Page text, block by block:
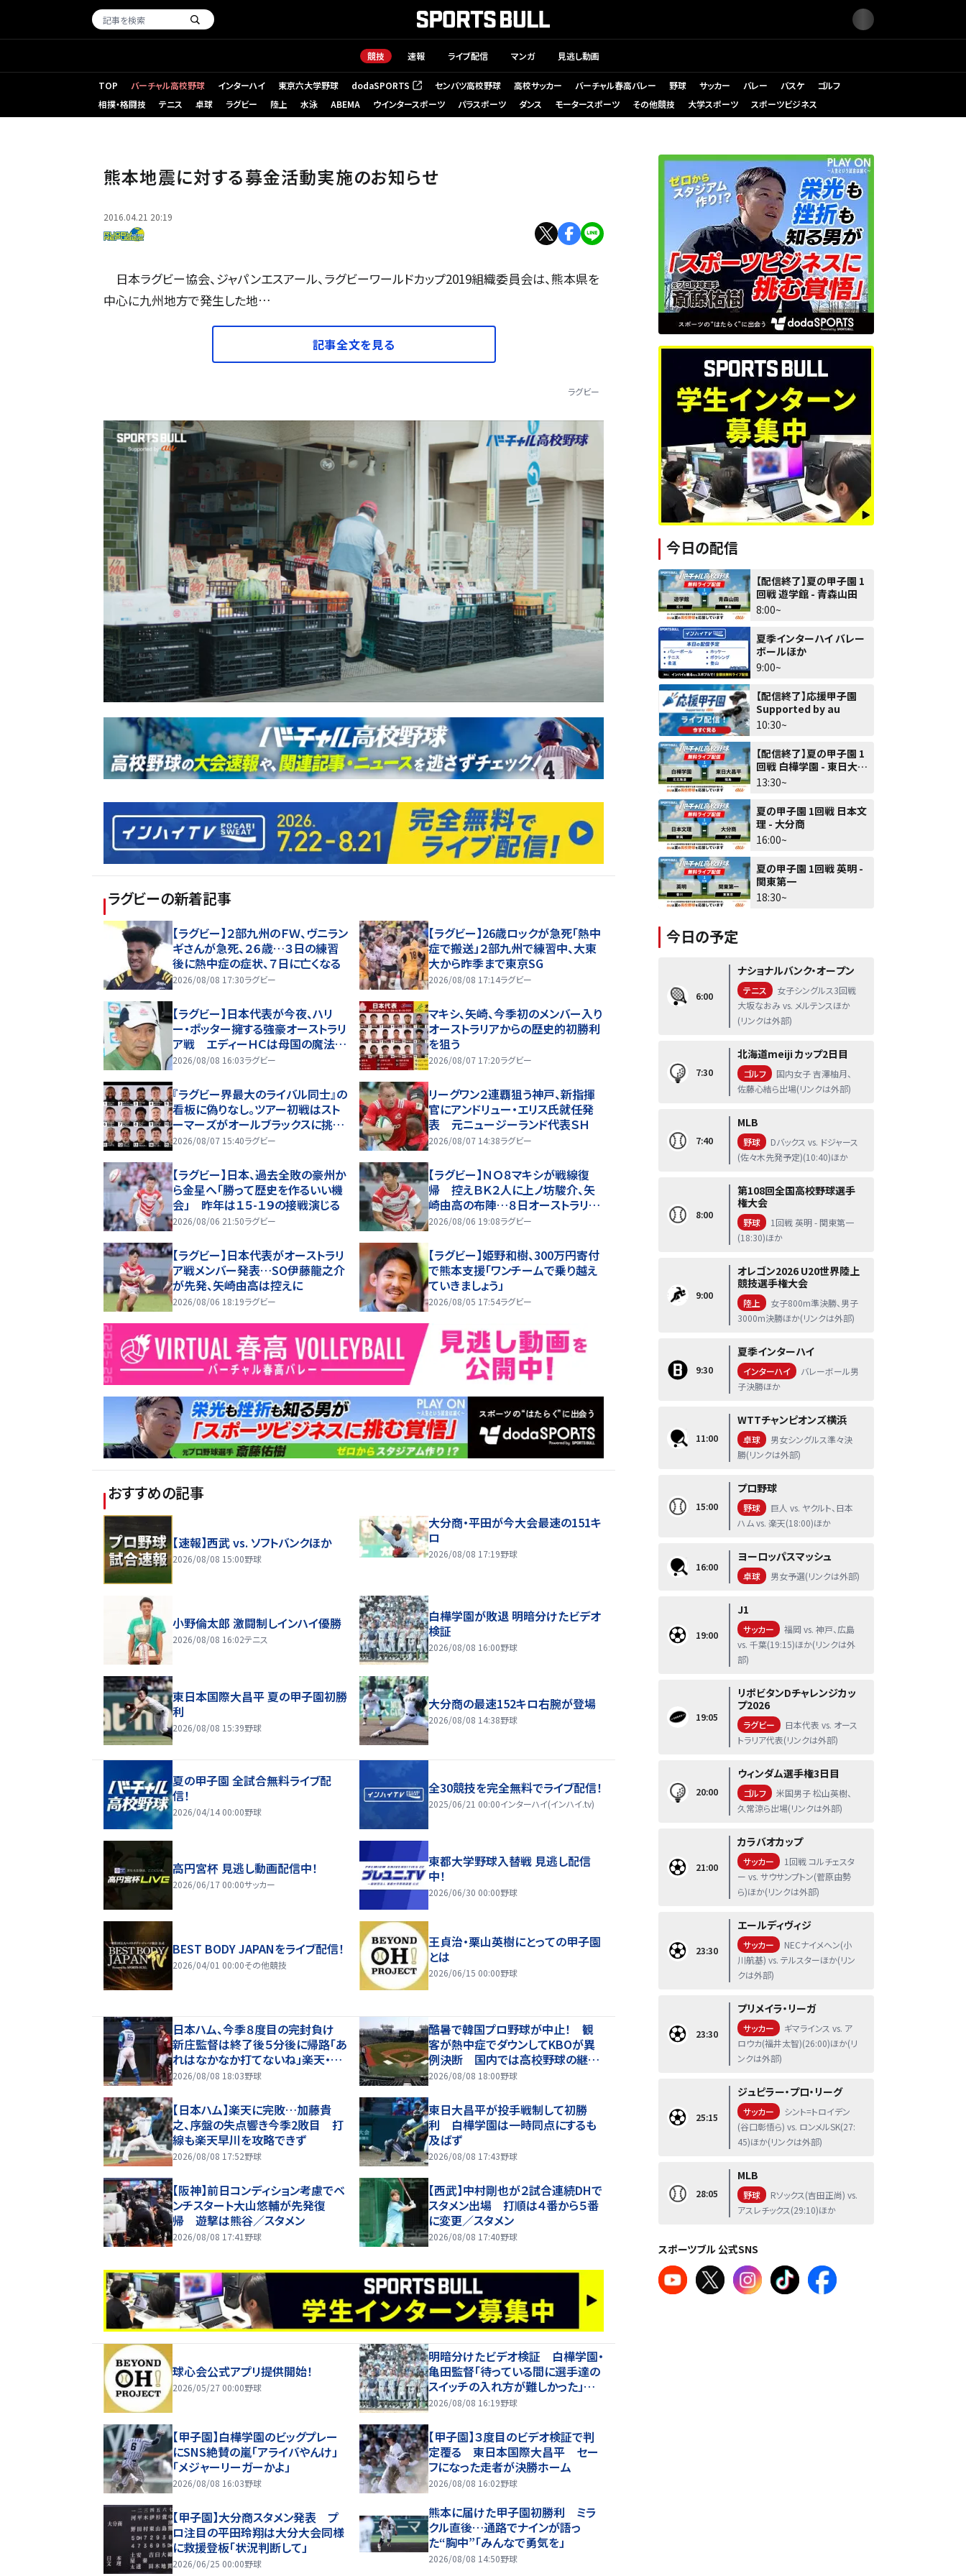
競技 速報 ライブ配信 マンガ 見逃し動画
TOP バーチャル高校野球 インターハイ 東京六大学野球 dodaSPORTS
（新しいタブで開く） センバツ高校野球 高校サッカー バーチャル春高バレー 野球 サッカー バレー バスケ
ゴルフ
相撲・格闘技
テニス 卓球 ラグビー 陸上 水泳 ABEMA ウインタースポーツ パラスポーツ ダンス モータースポーツ その他競技 大学スポーツ スポーツビジネス
熊本地震に対する募金活動実施のお知らせ
2016.04.21 20:19
日本ラグビー協会、ジャパンエスアール、ラグビーワールドカップ2019組織委員会は、熊本県を
中心に九州地方で発生した地…
記事全文を見る
ラグビー
ラグビーの新着記事
【ラグビー】２部九州のＦＷ、ヴニラン
ギさんが急死、２６歳…３日の練習
後に熱中症の症状、７日に亡くなる
2026/08/08 17:30ラグビー
【ラグビー】26歳ロックが急死「熱中
症で搬送」２部九州で練習中、大東
大から昨季まで東京SG
2026/08/08 17:14ラグビー
【ラグビー】日本代表が今夜、ハリ
ー・ポッター擁する強豪オーストラリ
ア戦 エディーＨＣは母国の魔法封
じて初金星へ「勝って歴史を作るい
2026/08/08 16:03ラグビー
マキシ、矢崎、今季初のメンバー入り
オーストラリアからの歴史的初勝利
を狙う
2026/08/07 17:20ラグビー
『ラグビー界最大のライバル同士』の
看板に偽りなし。ツアー初戦はスト
ーマーズがオールブラックスに挑
む。歴史を刻めるか
2026/08/07 15:40ラグビー
リーグワン２連覇狙う神戸、新指揮
官にアンドリュー・エリス氏就任発
表 元ニュージーランド代表ＳＨ
2026/08/07 14:38ラグビー
【ラグビー】日本、過去全敗の豪州か
ら金星へ「勝って歴史を作るいい機
会」 昨年は１５-１９の接戦演じる
2026/08/06 21:50ラグビー
【ラグビー】ＮＯ８マキシが戦線復
帰 控えＢＫ２人に上ノ坊駿介、矢
崎由高の布陣…８日オーストラリア
戦
2026/08/06 19:08ラグビー
【ラグビー】日本代表がオーストラリ
ア戦メンバー発表…SO伊藤龍之介
が先発、矢崎由高は控えに
2026/08/06 18:19ラグビー
【ラグビー】姫野和樹、300万円寄付
で熊本支援「ワンチームで乗り越え
ていきましょう」
2026/08/05 17:54ラグビー
おすすめの記事
【速報】西武 vs. ソフトバンクほか
2026/08/08 15:00野球
大分商・平田が今大会最速の151キ
ロ
2026/08/08 17:19野球
小野倫太郎 激闘制しインハイ優勝
2026/08/08 16:02テニス
白樺学園が敗退 明暗分けたビデオ
検証
2026/08/08 16:00野球
東日本国際大昌平 夏の甲子園初勝
利
2026/08/08 15:39野球
大分商の最速152キロ右腕が登場
2026/08/08 14:38野球
夏の甲子園 全試合無料ライブ配
信！
2026/04/14 00:00野球
全30競技を完全無料でライブ配信！
2025/06/21 00:00インターハイ(インハイ.tv)
高円宮杯 見逃し動画配信中！
2026/06/17 00:00サッカー
東都大学野球入替戦 見逃し配信
中！
2026/06/30 00:00野球
BEST BODY JAPANをライブ配信！
2026/04/01 00:00その他競技
王貞治・栗山英樹にとっての甲子園
とは
2026/06/15 00:00野球
日本ハム、今季８度目の完封負け
新庄監督は終了後５分後に帰路「あ
れはなかなか打てないね」楽天・早
川の前に打線沈黙 先発加藤貴は
で２敗目
2026/08/08 18:03野球
酷暑で韓国プロ野球が中止！ 観
客が熱中症でダウンしてKBOが異
例決断 国内では高校野球の継続
に衝撃広まる「学生は休めない」
2026/08/08 18:00野球
【日本ハム】楽天に完敗…加藤貴
之、序盤の失点響き今季2敗目 打
線も楽天早川を攻略できず
2026/08/08 17:52野球
東日大昌平が投手戦制して初勝
利 白樺学園は一時同点にするも
及ばず
2026/08/08 17:43野球
【阪神】前日コンディション考慮でベ
ンチスタート大山悠輔が先発復
帰 遊撃は熊谷／スタメン
2026/08/08 17:41 野球
【西武】中村剛也が２試合連続DHで
スタメン出場 打順は４番から５番
に変更／スタメン
2026/08/08 17:40野球
球心会公式アプリ提供開始！
2026/05/27 00:00野球
明暗分けたビデオ検証 白樺学園・
亀田監督「待っている間に選手達の
スイッチの入れ方が難しかった」
「一、二塁で流れが向こうに」
2026/08/08 16:19野球
【甲子園】白樺学園のビッグプレー
にSNS絶賛の嵐「アライバやんけ」
「メジャーリーガーかよ」
2026/08/08 16:03野球
【甲子園】３度目のビデオ検証で判
定覆る 東日本国際大昌平 セー
フになった走者が決勝ホーム
2026/08/08 16:02野球
【甲子園】大分商スタメン発表 プ
ロ注目の平田玲翔は大分大会同様
に救援登板「状況判断して」
2026/06/25 00:00野球
熊本に届けた甲子園初勝利 ミラ
クル直後…通路でナインが語っ
た“胸中”「みんなで勇気を」
2026/08/08 14:50野球
今日の配信
【配信終了】夏の甲子園 1
回戦 遊学館 - 青森山田
8:00~
夏季インターハイ バレー
ボールほか
9:00~
【配信終了】応援甲子園
Supported by au
10:30~
【配信終了】夏の甲子園 1
回戦 白樺学園 - 東日大昌
平
13:30~
夏の甲子園 1回戦 日本文
理 - 大分商
16:00~
夏の甲子園 1回戦 英明 -
関東第一
18:30~
今日の予定
6:00
ナショナルバンク・オープン
テニス
女子シングルス3回戦
大坂なおみ vs. メルテンスほか
(リンクは外部)
7:30
北海道meiji カップ2日目
ゴルフ
国内女子 吉澤柚月、
佐藤心結ら出場(リンクは外部)
7:40
MLB
野球
Dバックス vs. ドジャース
(佐々木先発予定)(10:40)ほか
8:00
第108回全国高校野球選手
権大会
野球
1回戦 英明 - 関東第一
(18:30)ほか
9:00
オレゴン2026 U20世界陸上
競技選手権大会
陸上
女子800m準決勝、男子
3000m決勝ほか(リンクは外部)
9:30
夏季インターハイ
インターハイ
バレーボール男
子決勝ほか
11:00
WTTチャンピオンズ横浜
卓球
男女シングルス準々決
勝(リンクは外部)
15:00
プロ野球
野球
巨人 vs. ヤクルト、日本
ハム vs. 楽天(18:00)ほか
16:00
ヨーロッパスマッシュ
卓球 男女予選(リンクは外部)
19:00
J1
サッカー
福岡 vs. 神戸、広島
vs. 千葉(19:15)ほか(リンクは外
部)
19:05
リポビタンDチャレンジカッ
プ2026
ラグビー
日本代表 vs. オース
トラリア代表(リンクは外部)
20:00
ウィンダム選手権3日目
ゴルフ
米国男子 松山英樹、
久常涼ら出場(リンクは外部)
21:00
カラバオカップ
サッカー
1回戦 コルチェスタ
ー vs. サウサンプトン(菅原由勢
ら)ほか(リンクは外部)
23:30
エールディヴィジ
サッカー
NECナイメヘン(小
川航基) vs. テルスターほか(リン
クは外部)
23:30
プリメイラ・リーガ
サッカー
ギマラインス vs. ア
ロウカ(福井太智)(26:00)ほか(リ
ンクは外部)
25:15
ジュピラー・プロ・リーグ
サッカー
シント=トロイデン
(谷口彰悟ら) vs. ロンメルSK(27:
45)ほか(リンクは外部)
28:05
MLB
野球
Rソックス(吉田正尚) vs.
アスレチックス(29:10)ほか
スポーツブル 公式SNS